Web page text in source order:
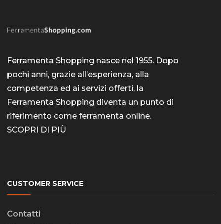
Ferramenta Shopping nasce nel 1955. Dopo
pochi anni, grazie all’esperienza, alla
competenza ed ai servizi offerti, la
Ferramenta Shopping diventa un punto di
riferimento come ferramenta online.
SCOPRI DI PIÙ
CUSTOMER SERVICE
Contatti